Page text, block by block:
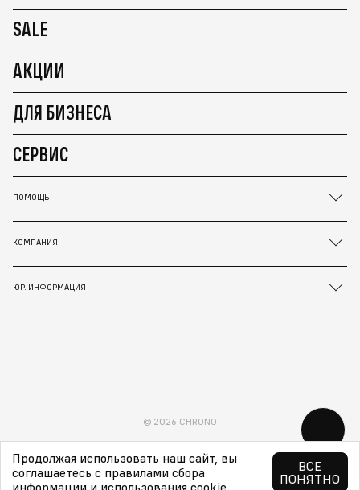
SALE
АКЦИИ
ДЛЯ БИЗНЕСА
СЕРВИС
ПОМОЩЬ
КОМПАНИЯ
ЮР. ИНФОРМАЦИЯ
© 2026 CHRONO
Продолжая использовать наш сайт, вы
соглашаетесь с правилами сбора
информации и использования cookie
ВСЕ
ПОНЯТНО